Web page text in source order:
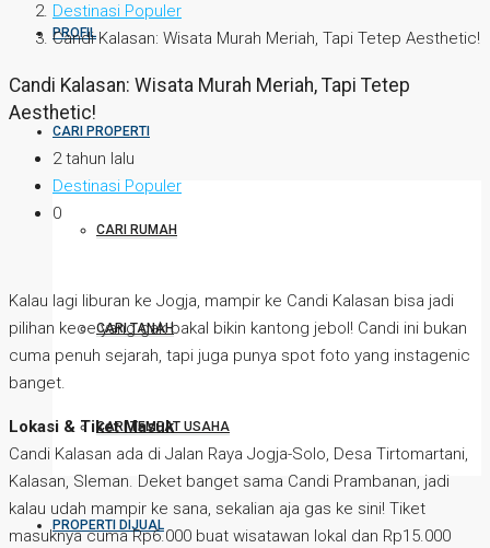
PROFIL
CARI PROPERTI
CARI RUMAH
CARI TANAH
CARI TEMPAT USAHA
PROPERTI DIJUAL
Destinasi Populer
Candi Kalasan: Wisata Murah Meriah, Tapi Tetep Aesthetic!
Candi Kalasan: Wisata Murah Meriah, Tapi Tetep
Aesthetic!
2 tahun lalu
Destinasi Populer
0
Kalau lagi liburan ke Jogja, mampir ke Candi Kalasan bisa jadi
pilihan kece yang gak bakal bikin kantong jebol! Candi ini bukan
cuma penuh sejarah, tapi juga punya spot foto yang instagenic
banget.
Lokasi & Tiket Masuk
Candi Kalasan ada di Jalan Raya Jogja-Solo, Desa Tirtomartani,
Kalasan, Sleman. Deket banget sama Candi Prambanan, jadi
kalau udah mampir ke sana, sekalian aja gas ke sini! Tiket
masuknya cuma Rp6.000 buat wisatawan lokal dan Rp15.000